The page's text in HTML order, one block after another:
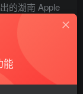
的湖南 Apple
视频）。
能